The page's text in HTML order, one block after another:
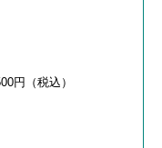
円（税込）